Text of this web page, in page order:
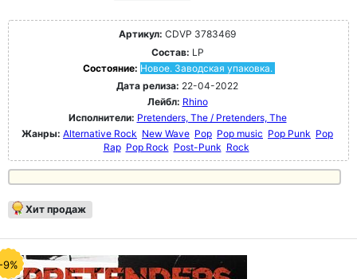
Артикул: CDVP 3783469
Состав: LP
Состояние: Новое. Заводская упаковка.
Дата релиза: 22-04-2022
Лейбл: Rhino
Исполнители: Pretenders, The / Pretenders, The
Жанры: Alternative Rock New Wave Pop Pop music Pop Punk Pop
Rap Pop Rock Post-Punk Rock
Хит продаж
9%